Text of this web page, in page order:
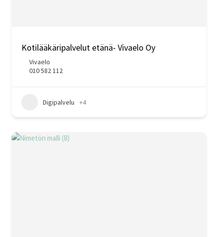
Kotilääkäripalvelut etänä- Vivaelo Oy
Vivaelo
010 582 112
Digipalvelu +4